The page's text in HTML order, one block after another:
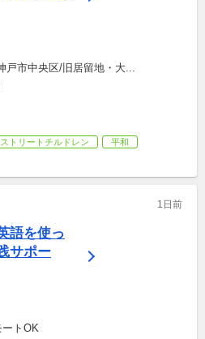
戸市中央区/旧居留地・大...
ストリートチルドレン
平和
1日前
語を使っ
サポー
トOK